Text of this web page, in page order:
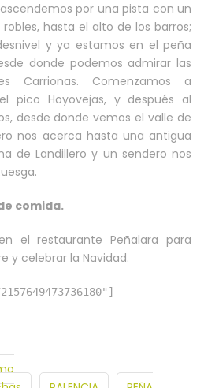
por una pista con un
hasta el alto de los barros;
y ya estamos en el peña
donde podemos admirar las
Carrionas. Comenzamos a
pico Hoyovejas, y después al
desde donde vemos el valle de
nos acerca hasta una antigua
de Landillero y un sendero nos
comida.
el restaurante Peñalara para
y celebrar la Navidad.